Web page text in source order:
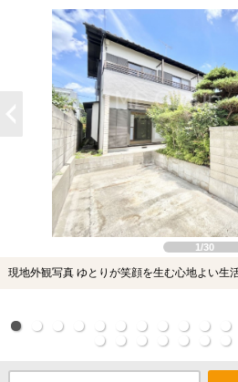
1/30
現地外観写真 ゆとりが笑顔を生む心地よい生